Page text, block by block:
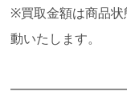
※買取金額は商品状
動いたします。